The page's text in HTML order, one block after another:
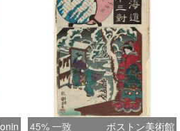
45% 一致 ボストン美術館